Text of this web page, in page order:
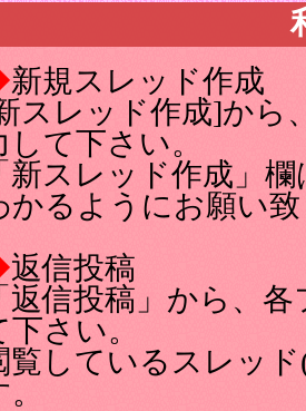
新規スレッド作成
スレッド作成]から
して下さい。
新スレッド作成」
かるようにお願い
返信投稿
返信投稿」から、
下さい。
覧しているスレッ